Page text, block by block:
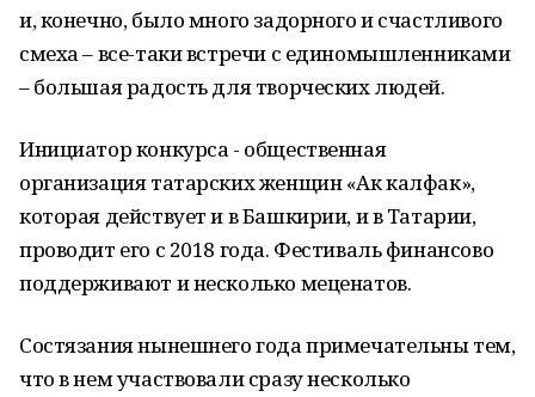
и, конечно, было много задорного и счастливого
смеха – все-таки встречи с единомышленниками
– большая радость для творческих людей.
Инициатор конкурса - общественная
организация татарских женщин «Ак калфак»,
которая действует и в Башкирии, и в Татарии,
проводит его с 2018 года. Фестиваль финансово
поддерживают и несколько меценатов.
Состязания нынешнего года примечательны тем,
что в нем участвовали сразу несколько